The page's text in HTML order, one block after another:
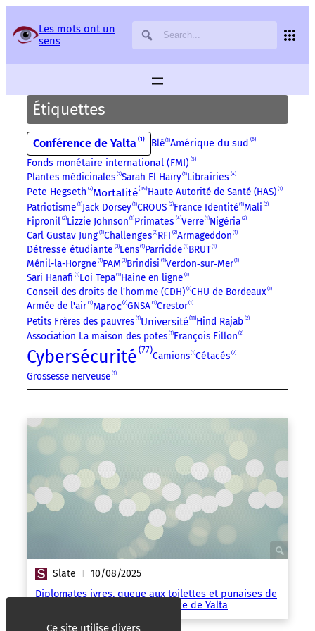
Les mots ont un
sens
Étiquettes
Conférence de Yalta 1 Blé 1 Amérique du sud 6
Fonds monétaire international (FMI) 5
Plantes médicinales 2 Sarah El Haïry 1 Librairies 4
Pete Hegseth 3 Mortalité 14 Haute Autorité de Santé (HAS) 1
Patriotisme 1 Jack Dorsey 1 CROUS 2 France Identité 1 Mali 2
Fipronil 2 Lizzie Johnson 1 Primates 4 Verre 1 Nigéria 2
Carl Gustav Jung 1 Challenges 2 RFI 2 Armageddon 1
Détresse étudiante 3 Lens 1 Parricide 1 BRUT 1
Ménil-la-Horgne 1 PAM 3 Brindisi 1 Verdon‑sur‑Mer 1
Sari Hanafi 1 Loi Tepa 1 Haine en ligne 1
Conseil des droits de l'homme (CDH) 1 CHU de Bordeaux 1
Armée de l'air 1 Maroc 7 GNSA 1 Crestor 1
Petits Frères des pauvres 1 Université 11 Hind Rajab 2
Association La maison des potes 1 François Fillon 2
Cybersécurité 77
Camions 1 Cétacés 2
Grossesse nerveuse 1
Slate | 10/08/2025
Diplomates ivres, queue aux toilettes et punaises de
lit: les coulisses de la conférence de Yalta
Panneau de gestion des services
Ce site utilise divers